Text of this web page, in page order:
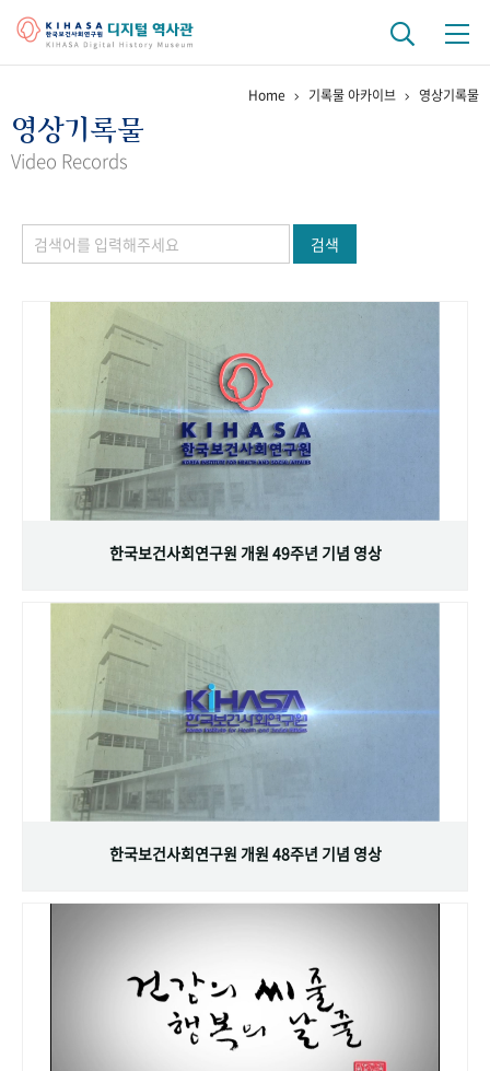
걸어온 길 기관 변천사
정책과 연구 키워드로 보는 연구 역사
연구자들
기록물 아카이브
사진 아카이브 문서 기록물 행정박물 영상 기록물
주년 기념
성과 50선 숫자로 보는 50년
VR 역사관
Home 기록물 아카이브 영상기록물
영상기록물
Video Records
검색
한국보건사회연구원 개원 49주년 기념 영상
한국보건사회연구원 개원 48주년 기념 영상